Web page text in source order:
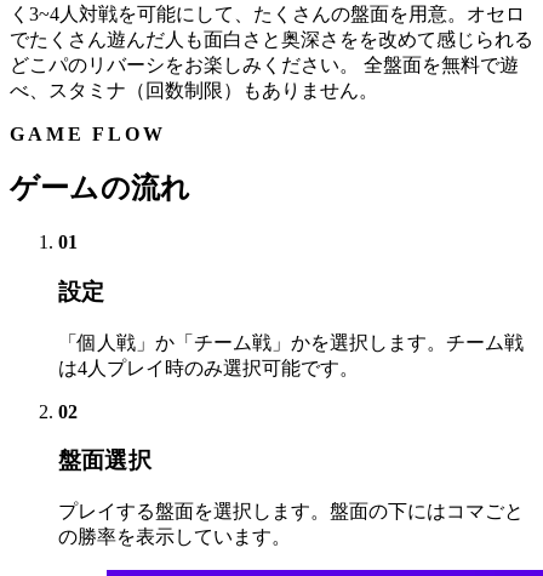
く3~4人対戦を可能にして、たくさんの盤面を用意。オセロ
でたくさん遊んだ人も面白さと奥深さをを改めて感じられる
どこパのリバーシをお楽しみください。 全盤面を無料で遊
べ、スタミナ（回数制限）もありません。
GAME FLOW
ゲームの流れ
01
設定
「個人戦」か「チーム戦」かを選択します。チーム戦
は4人プレイ時のみ選択可能です。
02
盤面選択
プレイする盤面を選択します。盤面の下にはコマごと
の勝率を表示しています。